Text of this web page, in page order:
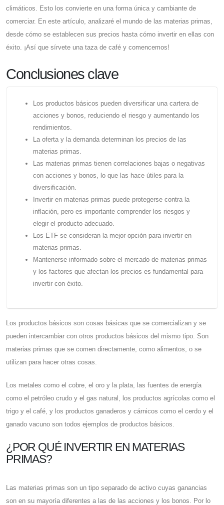
climáticos. Esto los convierte en una forma única y cambiante de
comerciar. En este artículo, analizaré el mundo de las materias primas,
desde cómo se establecen sus precios hasta cómo invertir en ellas con
éxito. ¡Así que sírvete una taza de café y comencemos!
Conclusiones clave
Los productos básicos pueden diversificar una cartera de
acciones y bonos, reduciendo el riesgo y aumentando los
rendimientos.
La oferta y la demanda determinan los precios de las
materias primas.
Las materias primas tienen correlaciones bajas o negativas
con acciones y bonos, lo que las hace útiles para la
diversificación.
Invertir en materias primas puede protegerse contra la
inflación, pero es importante comprender los riesgos y
elegir el producto adecuado.
Los ETF se consideran la mejor opción para invertir en
materias primas.
Mantenerse informado sobre el mercado de materias primas
y los factores que afectan los precios es fundamental para
invertir con éxito.
Los productos básicos son cosas básicas que se comercializan y se
pueden intercambiar con otros productos básicos del mismo tipo. Son
materias primas que se comen directamente, como alimentos, o se
utilizan para hacer otras cosas.
Los metales como el cobre, el oro y la plata, las fuentes de energía
como el petróleo crudo y el gas natural, los productos agrícolas como el
trigo y el café, y los productos ganaderos y cárnicos como el cerdo y el
ganado vacuno son todos ejemplos de productos básicos.
¿POR QUÉ INVERTIR EN MATERIAS
PRIMAS?
Las materias primas son un tipo separado de activo cuyas ganancias
son en su mayoría diferentes a las de las acciones y los bonos. Por lo